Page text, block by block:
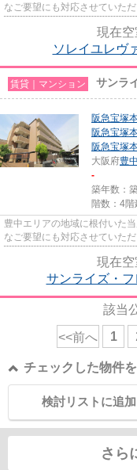
なご要望にも対応させていた
現在空
ソレイユレヴ
賃貸｜マンション サンラ
阪急宝塚
阪急宝塚
阪急宝塚
大阪府豊
-
築年数：
階数：4階
豊中エリアの地域に根付いた
なご要望にも対応させていた
現在空
サンライズ・
該当
<<前へ 1
チェックした物件
検討リストに追加
さら